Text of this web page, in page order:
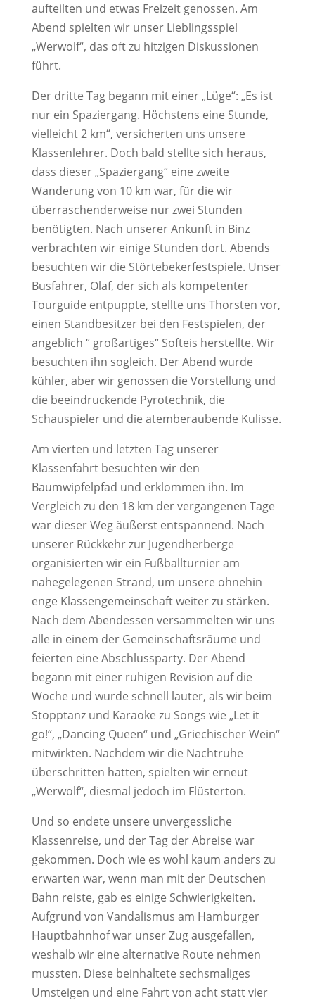
aufteilten und etwas Freizeit genossen. Am
Abend spielten wir unser Lieblingsspiel
„Werwolf“, das oft zu hitzigen Diskussionen
führt.
Der dritte Tag begann mit einer „Lüge“: „Es ist
nur ein Spaziergang. Höchstens eine Stunde,
vielleicht 2 km“, versicherten uns unsere
Klassenlehrer. Doch bald stellte sich heraus,
dass dieser „Spaziergang“ eine zweite
Wanderung von 10 km war, für die wir
überraschenderweise nur zwei Stunden
benötigten. Nach unserer Ankunft in Binz
verbrachten wir einige Stunden dort. Abends
besuchten wir die Störtebekerfestspiele. Unser
Busfahrer, Olaf, der sich als kompetenter
Tourguide entpuppte, stellte uns Thorsten vor,
einen Standbesitzer bei den Festspielen, der
angeblich “ großartiges“ Softeis herstellte. Wir
besuchten ihn sogleich. Der Abend wurde
kühler, aber wir genossen die Vorstellung und
die beeindruckende Pyrotechnik, die
Schauspieler und die atemberaubende Kulisse.
Am vierten und letzten Tag unserer
Klassenfahrt besuchten wir den
Baumwipfelpfad und erklommen ihn. Im
Vergleich zu den 18 km der vergangenen Tage
war dieser Weg äußerst entspannend. Nach
unserer Rückkehr zur Jugendherberge
organisierten wir ein Fußballturnier am
nahegelegenen Strand, um unsere ohnehin
enge Klassengemeinschaft weiter zu stärken.
Nach dem Abendessen versammelten wir uns
alle in einem der Gemeinschaftsräume und
feierten eine Abschlussparty. Der Abend
begann mit einer ruhigen Revision auf die
Woche und wurde schnell lauter, als wir beim
Stopptanz und Karaoke zu Songs wie „Let it
go!“, „Dancing Queen“ und „Griechischer Wein“
mitwirkten. Nachdem wir die Nachtruhe
überschritten hatten, spielten wir erneut
„Werwolf“, diesmal jedoch im Flüsterton.
Und so endete unsere unvergessliche
Klassenreise, und der Tag der Abreise war
gekommen. Doch wie es wohl kaum anders zu
erwarten war, wenn man mit der Deutschen
Bahn reiste, gab es einige Schwierigkeiten.
Aufgrund von Vandalismus am Hamburger
Hauptbahnhof war unser Zug ausgefallen,
weshalb wir eine alternative Route nehmen
mussten. Diese beinhaltete sechsmaliges
Umsteigen und eine Fahrt von acht statt vier